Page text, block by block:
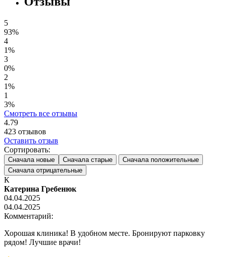
5
93%
4
1%
3
0%
2
1%
1
3%
Смотреть все отзывы
4.79
423 отзывов
Оставить отзыв
Сортировать:
Сначала новые Сначала старые
Сначала положительные
Сначала отрицательные
К
Катерина Гребенюк
04.04.2025
04.04.2025
Комментарий:
Хорошая клиника! В удобном месте. Бронируют парковку
рядом! Лучшие врачи!